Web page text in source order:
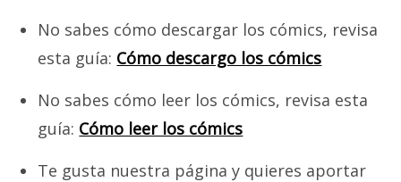
No sabes cómo descargar los cómics, revisa
esta guía: Cómo descargo los cómics
No sabes cómo leer los cómics, revisa esta
guía: Cómo leer los cómics
Te gusta nuestra página y quieres aportar